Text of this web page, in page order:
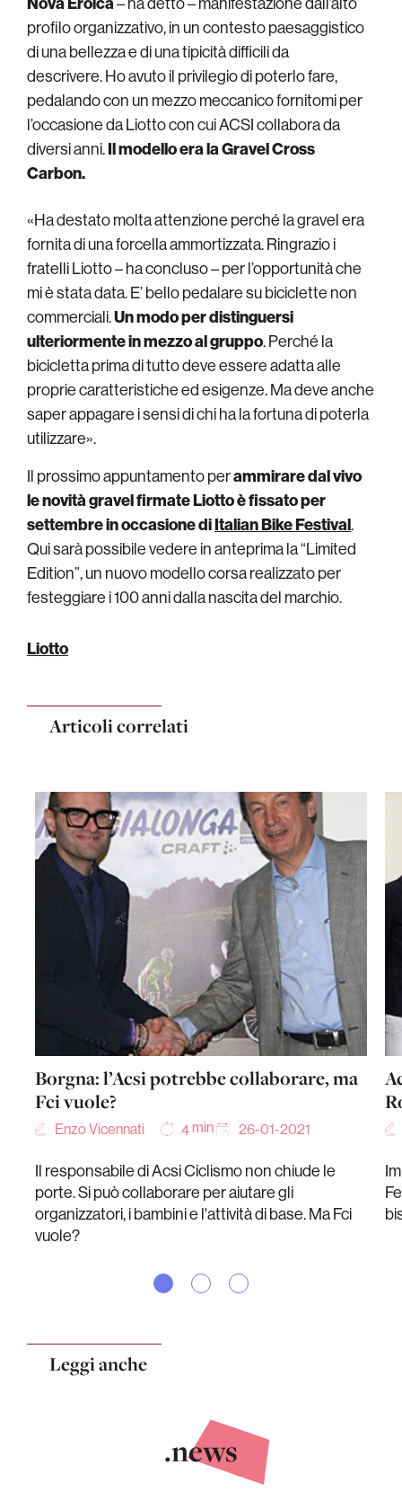
profilo organizzativo, in un contesto paesaggistico
di una bellezza e di una tipicità difficili da
descrivere. Ho avuto il privilegio di poterlo fare,
pedalando con un mezzo meccanico fornitomi per
l’occasione da Liotto con cui ACSI collabora da
diversi anni.Il modello era la Gravel Cross
Carbon.
«Ha destato molta attenzione perché la gravel era
fornita di una forcella ammortizzata. Ringrazio i
fratelli Liotto – ha concluso – per l’opportunità che
mi è stata data. E’ bello pedalare su biciclette non
commerciali.Un modo per distinguersi
ulteriormente in mezzo al gruppo. Perché la
bicicletta prima di tutto deve essere adatta alle
proprie caratteristiche ed esigenze. Ma deve anche
saper appagare i sensi di chi ha la fortuna di poterla
utilizzare».
Il prossimo appuntamento perammirare dal vivo
le novità gravel firmate Liotto è fissato per
settembre in occasione diItalian Bike Festival.
Qui sarà possibile vedere in anteprima la “Limited
Edition”, un nuovo modello corsa realizzato per
festeggiare i 100 anni dalla nascita del marchio.
Liotto
Articoli correlati
Borgna: l’Acsi potrebbe collaborare, ma
Fci vuole?
Enzo Vicennati 4 min 26-01-2021
Il responsabile di Acsi Ciclismo non chiude le
porte. Si può collaborare per aiutare gli
organizzatori, i bambini e l'attività di base. Ma Fci
vuole?
Leggi anche
.news